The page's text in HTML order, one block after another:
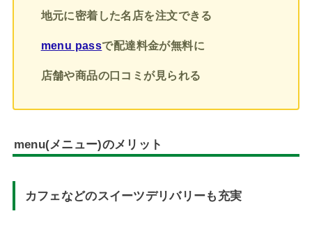
地元に密着した名店を注文できる
menu passで配達料金が無料に
店舗や商品の口コミが見られる
menu(メニュー)のメリット
カフェなどのスイーツデリバリーも充実